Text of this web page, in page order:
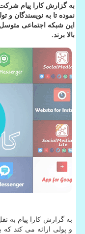
نموده تا به نویسندگان و
این شبکه اجتماعی
بالا برند.
و پولی ارائه می کند که